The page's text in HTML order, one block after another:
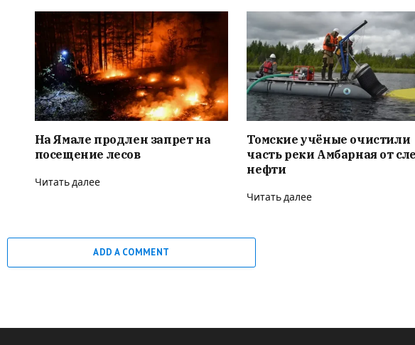
На Ямале продлен запрет на
посещение лесов
Читать далее
Томские учёные очистили
часть реки Амбарная от
нефти
Читать далее
ADD A COMMENT